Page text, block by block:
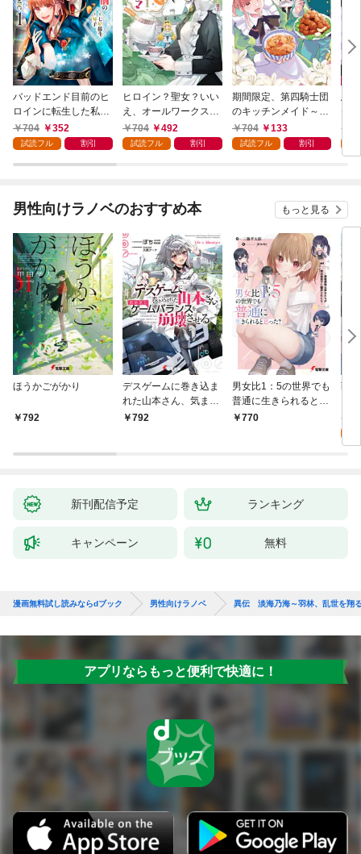
バッドエンド目前のヒ
ロインに転生した私、
今世では恋愛するつも
りがチートな兄が離し
OMIC 第1巻
704 352
試読フル 割引
ヒロイン？聖女？いい
え、オールワークスメ
イドです（誇）！@C
OMIC 第1巻
704 492
試読フル 割引
期間限定、第四騎士団
のキッチンメイド～結
婚したくないので就職
しました～@COMIC
704 133
試読フル 割引
悪
先
令
ラ
の
男性向けラノベのおすすめ本 もっと見る
ほうかごがかり
792
デスゲームに巻き込ま
れた山本さん、気まま
にゲームバランスを崩
792
男女比1：5の世界でも
普通に生きられると思
った？ ～激重感情な
770
戦
活
特
新刊配信予定 ランキング
キャンペーン 無料
漫画無料試し読みならdブック 男性向けラノベ 異伝 淡海乃海～羽林、乱世を翔
アプリならもっと便利で快適に！